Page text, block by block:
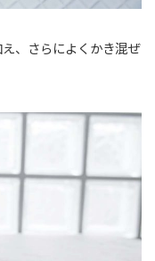
、さらによくかき混ぜ